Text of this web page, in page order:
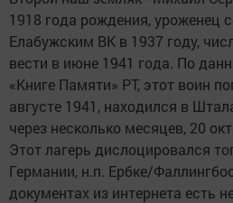
1918 года рождения, уроженец
Елабужским ВК в 1937 году,
вести в июне 1941 года. По
«Книге Памяти» РТ, этот воин
августе 1941, находился в
через несколько месяцев, 20
Этот лагерь дислоцировался
Германии, н.п. Ербке/
документах из интернета есть